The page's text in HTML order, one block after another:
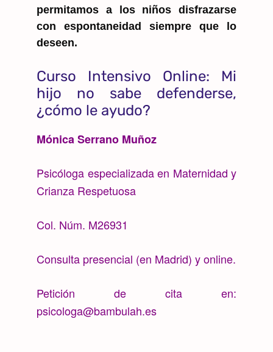
permitamos a los niños disfrazarse
con espontaneidad siempre que lo
deseen.
Curso Intensivo Online: Mi
hijo no sabe defenderse,
¿cómo le ayudo?
Mónica Serrano Muñoz
Psicóloga especializada en Maternidad y
Crianza Respetuosa
Col. Núm. M26931
Consulta presencial (en Madrid) y online.
Petición de cita en:
psicologa@bambulah.es